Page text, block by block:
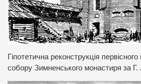
Гіпотетична реконструкція
собору Зимненського монастиря за Г.